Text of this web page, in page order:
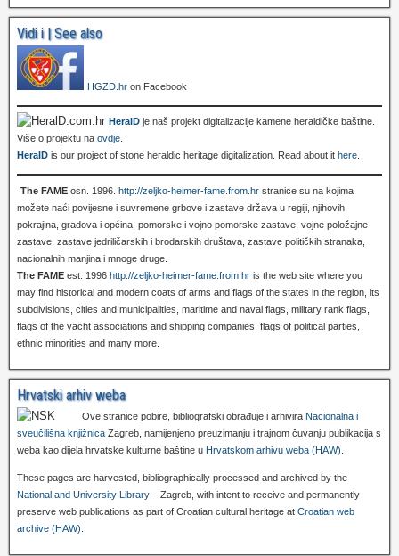
Vidi i | See also
HGZD.hr on Facebook
HeralD je naš projekt digitalizacije kamene heraldičke baštine.
Više o projektu na ovdje.
HeralD is our project of stone heraldic heritage digitalization. Read about it here.
The FAME osn. 1996. http://zeljko-heimer-fame.from.hr stranice su na kojima
možete naći povijesne i suvremene grbove i zastave država u regiji, njihovih
pokrajina, gradova i općina, pomorske i vojno pomorske zastave, vojne položajne
zastave, zastave jedriličarskih i brodarskih društava, zastave političkih stranaka,
nacionalnih manjina i mnoge druge.
The FAME est. 1996 http://zeljko-heimer-fame.from.hr is the web site where you
may find historical and modern coats of arms and flags of the states in the region, its
subdivisions, cities and municipalities, maritime and naval flags, military rank flags,
flags of the yacht associations and shipping companies, flags of political parties,
ethnic minorities and many more.
Hrvatski arhiv weba
Ove stranice pobire, bibliografski obrađuje i arhivira Nacionalna i
sveučilišna knjižnica Zagreb, namijenjeno preuzimanju i trajnom čuvanju publikacija s
weba kao dijela hrvatske kulturne baštine u Hrvatskom arhivu weba (HAW)
These pages are harvested, bibliographically processed and archived by the
National and University Library – Zagreb, with intent to receive and permanently
preserve web publications as part of Croatian cultural heritage at Croatian web
archive (HAW)